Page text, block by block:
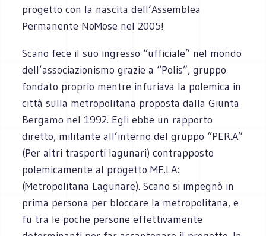
progetto con la nascita dell’Assemblea
Permanente NoMose nel 2005!
Scano fece il suo ingresso “ufficiale” nel mondo
dell’associazionismo grazie a “Polis”, gruppo
fondato proprio mentre infuriava la polemica in
città sulla metropolitana proposta dalla Giunta
Bergamo nel 1992. Egli ebbe un rapporto
diretto, militante all’interno del gruppo “PER.A”
(Per altri trasporti lagunari) contrapposto
polemicamente al progetto ME.LA:
(Metropolitana Lagunare). Scano si impegnò in
prima persona per bloccare la metropolitana, e
fu tra le poche persone effettivamente